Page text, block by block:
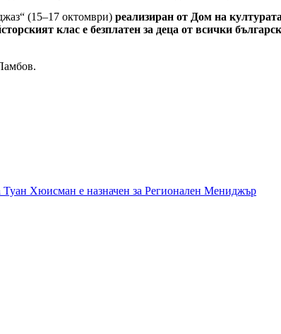
(15–17 октомври) реализиран от Дом на
клас е безплатен за деца от всички
Хюисман е назначен за Регионален Мениджър